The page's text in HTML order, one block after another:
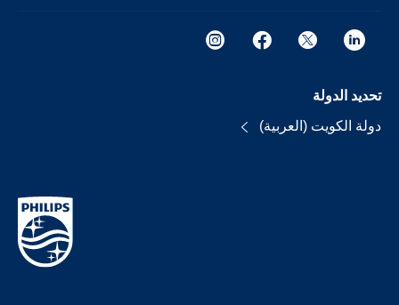
تحديد الدولة
دولة الكويت (العربية)